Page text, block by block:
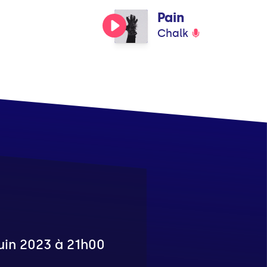
Pain
Chalk
2023 à 21h00